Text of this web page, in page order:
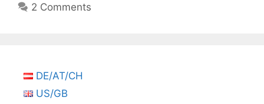
2 Comments
DE/AT/CH
US/GB